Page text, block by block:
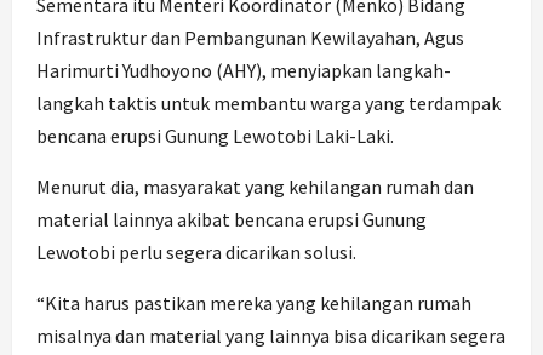
Sementara itu Menteri Koordinator (Menko) Bidang
Infrastruktur dan Pembangunan Kewilayahan, Agus
Harimurti Yudhoyono (AHY), menyiapkan langkah-
langkah taktis untuk membantu warga yang terdampak
bencana erupsi Gunung Lewotobi Laki-Laki.
Menurut dia, masyarakat yang kehilangan rumah dan
material lainnya akibat bencana erupsi Gunung
Lewotobi perlu segera dicarikan solusi.
“Kita harus pastikan mereka yang kehilangan rumah
misalnya dan material yang lainnya bisa dicarikan segera